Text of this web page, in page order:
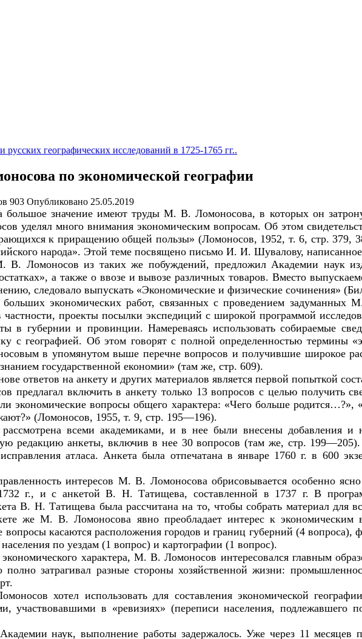
русских географических исследований в 1725-1765 гг..
по экономической географии
903 Опубликовано 25.05.2019
большое значение имеют труды М. В. Ломоносова, в которых он
уделял много внимания экономическим вопросам. Об этом
к приращению общей пользы» (Ломоносов, 1952, т. 6, стр. 379,
народа». Этой теме посвящено письмо И. И. Шувалову,
В. Ломоносов из таких же побуждений, предложил Академии наук
а также о ввозе и вывозе различных товаров. Вместо
следовало выпускать «Экономические и физические сочинения»
экономических работ, связанных с проведением задуманных
проекты посылки экспедиций с широкой программой
в губернии и провинции. Намереваясь использовать собираемые
с географией. Об этом говорят с полной определенностью термины
в упомянутом выше перечне вопросов и получившие широкое
государственной економии» (там же, стр. 609).
ответов на анкету и других материалов является первой попыткой
предлагал включить в анкету только 13 вопросов с целью получить
экономические вопросы общего характера: «Чего больше родится…?»,
(Ломоносов, 1955, т. 9, стр. 195—196).
всеми академиками, и в нее были внесены добавления
редакцию анкеты, включив в нее 30 вопросов (там же, стр.
атласа. Анкета была отпечатана в январе 1760 г. в 600
интересов М. В. Ломоносова обрисовывается особенно
г., и с анкетой В. Н. Татищева, составленной в 1737 г. В
В. Н. Татищева была рассчитана на то, чтобы собрать материал для
же М. В. Ломоносова явно преобладает интерес к экономическим
касаются расположения городов и границ губерний (4 вопроса),
по уездам (1 вопрос) и картографии (1 вопрос).
характера, М. В. Ломоносов интересовался главным
затрагивал разные стороны хозяйственной жизни:
хотел использовать для составления экономической
участвовавшими в «ревизиях» (переписи населения,
наук, выполнение работы задержалось. Уже через 11